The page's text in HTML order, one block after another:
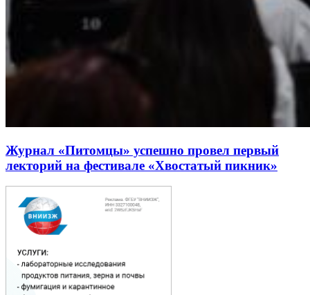
Журнал «Питомцы» успешно провел первый
лекторий на фестивале «Хвостатый пикник»